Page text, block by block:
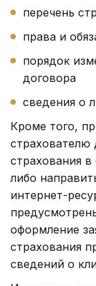
перечень
права и
порядок
договора
сведения о
Кроме того,
страхователю
страхования
либо
интернет-
оформление
страхования
сведений о